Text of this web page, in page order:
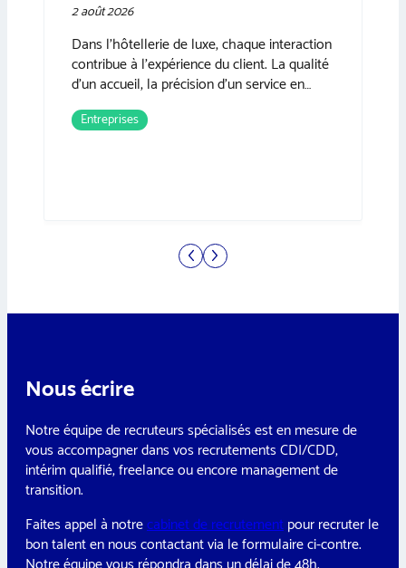
2 août 2026
Dans l’hôtellerie de luxe, chaque interaction
contribue à l’expérience du client. La qualité
d’un accueil, la précision d’un service en…
Entreprises
Nous écrire
Notre équipe de recruteurs spécialisés est en mesure de
vous accompagner dans vos recrutements CDI/CDD,
intérim qualifié, freelance ou encore management de
transition.
Faites appel à notrecabinet de recrutementpour recruter le
bon talent en nous contactant via le formulaire ci-contre.